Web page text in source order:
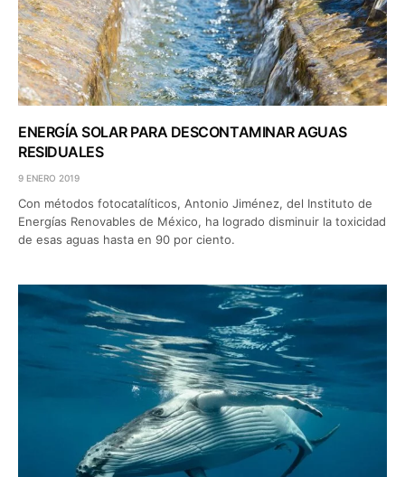
ENERGÍA SOLAR PARA DESCONTAMINAR AGUAS
RESIDUALES
9 ENERO 2019
Con métodos fotocatalíticos, Antonio Jiménez, del Instituto de
Energías Renovables de México, ha logrado disminuir la toxicidad
de esas aguas hasta en 90 por ciento.